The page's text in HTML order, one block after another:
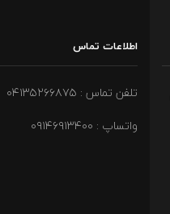
اطلاعات تماس
تلفن تماس : ۰۴۱۳۵۲۶۶۸۷۵
واتساپ : ۰۹۱۴۶۹۱۳۴۰۰